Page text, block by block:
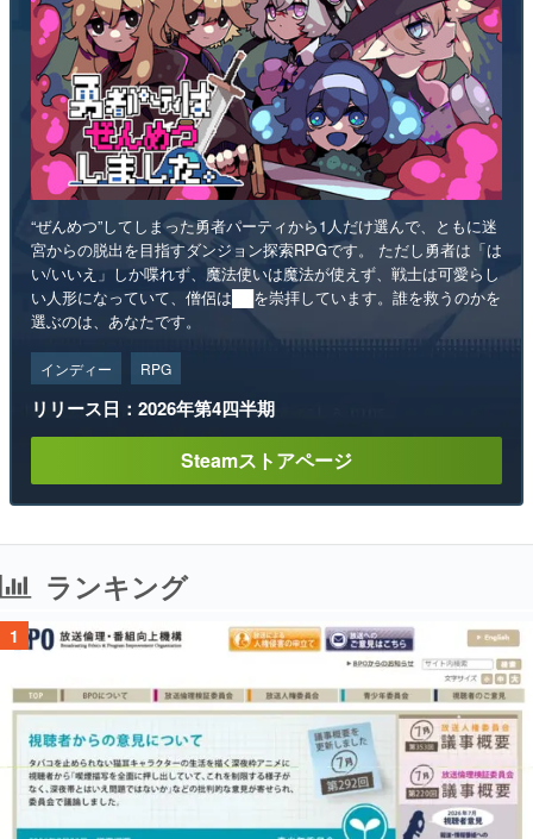
“ぜんめつ”してしまった勇者パーティから1人だけ選んで、ともに迷
宮からの脱出を目指すダンジョン探索RPGです。 ただし勇者は「は
い/いいえ」しか喋れず、魔法使いは魔法が使えず、戦士は可愛らし
い人形になっていて、僧侶は██を崇拝しています。誰を救うのかを
選ぶのは、あなたです。
インディー RPG
リリース日：2026年第4四半期
Steamストアページ
ランキング
1